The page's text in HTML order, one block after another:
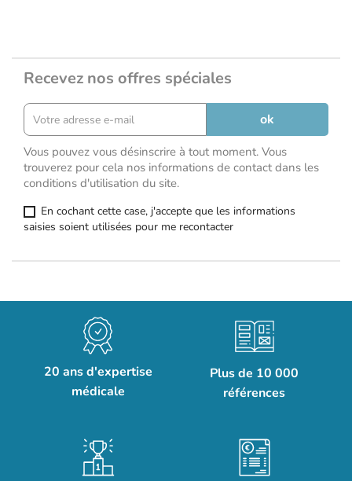
Recevez nos offres spéciales
Vous pouvez vous désinscrire à tout moment. Vous
trouverez pour cela nos informations de contact dans les
conditions d'utilisation du site.
En cochant cette case, j'accepte que les informations
saisies soient utilisées pour me recontacter
20 ans d'expertise
médicale
Plus de 10 000
références